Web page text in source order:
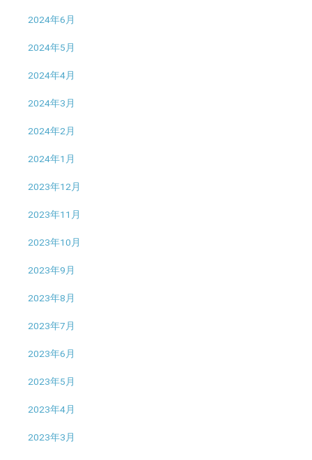
2024年6月
2024年5月
2024年4月
2024年3月
2024年2月
2024年1月
2023年12月
2023年11月
2023年10月
2023年9月
2023年8月
2023年7月
2023年6月
2023年5月
2023年4月
2023年3月